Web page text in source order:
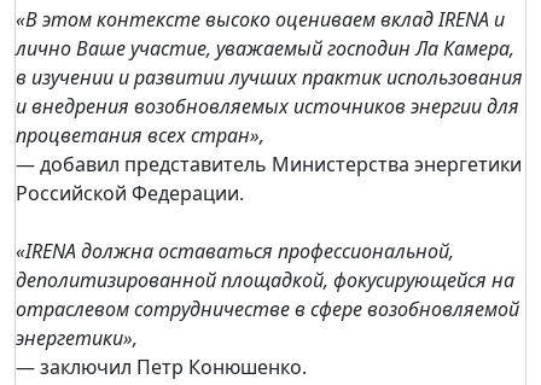
«В этом контексте высоко оцениваем вклад IRENA и
лично Ваше участие, уважаемый господин Ла Камера,
в изучении и развитии лучших практик использования
и внедрения возобновляемых источников энергии для
процветания всех стран»,
— добавил представитель Министерства энергетики
Российской Федерации.
«IRENA должна оставаться профессиональной,
деполитизированной площадкой, фокусирующейся на
отраслевом сотрудничестве в сфере возобновляемой
энергетики»,
— заключил Петр Конюшенко.